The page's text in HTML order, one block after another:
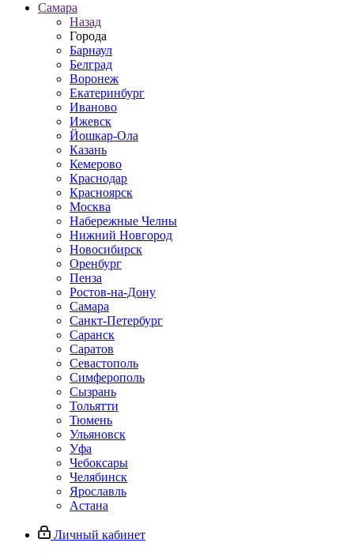
Самара
Назад
Города
Барнаул
Белград
Воронеж
Екатеринбург
Иваново
Ижевск
Йошкар-Ола
Казань
Кемерово
Краснодар
Красноярск
Москва
Набережные Челны
Нижний Новгород
Новосибирск
Оренбург
Пенза
Ростов-на-Дону
Самара
Санкт-Петербург
Саранск
Саратов
Севастополь
Симферополь
Сызрань
Тольятти
Тюмень
Ульяновск
Уфа
Чебоксары
Челябинск
Ярославль
Астана
Личный кабинет